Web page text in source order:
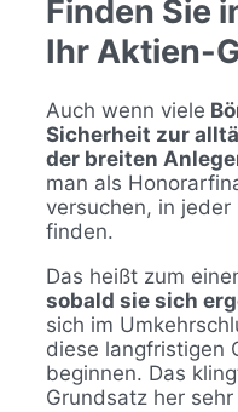
Finden Sie
Ihr Aktien-
Auch wenn viele
Sicherheit zur
der breiten
man als
versuchen, in jeder
finden.
Das heißt zum
sobald sie sich
sich im
diese langfristigen
beginnen. Das
Grundsatz her